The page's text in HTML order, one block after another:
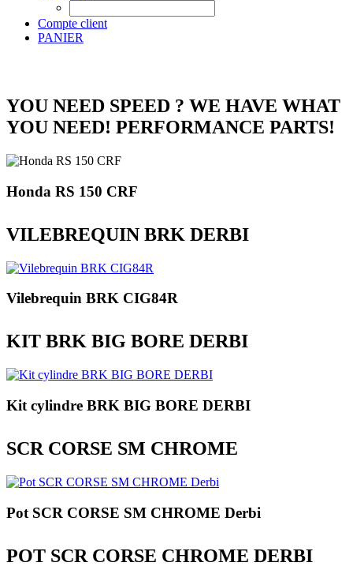
Compte client
PANIER
YOU NEED SPEED ? WE HAVE WHAT
YOU NEED! PERFORMANCE PARTS!
Honda RS 150 CRF
VILEBREQUIN BRK DERBI
Vilebrequin BRK CIG84R
KIT BRK BIG BORE DERBI
Kit cylindre BRK BIG BORE DERBI
SCR CORSE SM CHROME
Pot SCR CORSE SM CHROME Derbi
POT SCR CORSE CHROME DERBI